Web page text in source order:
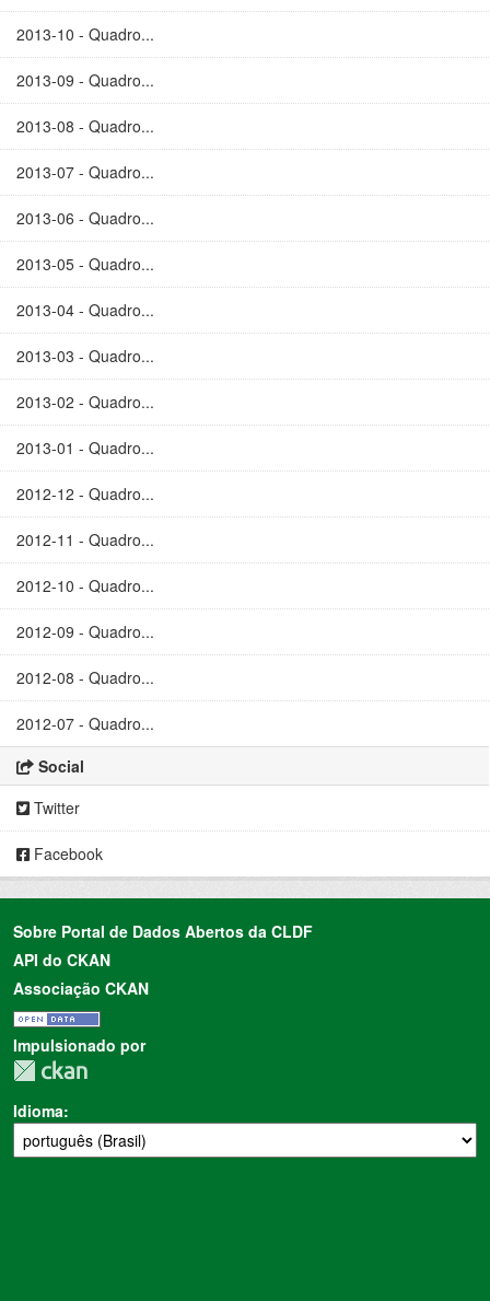
2013-10 - Quadro...
2013-09 - Quadro...
2013-08 - Quadro...
2013-07 - Quadro...
2013-06 - Quadro...
2013-05 - Quadro...
2013-04 - Quadro...
2013-03 - Quadro...
2013-02 - Quadro...
2013-01 - Quadro...
2012-12 - Quadro...
2012-11 - Quadro...
2012-10 - Quadro...
2012-09 - Quadro...
2012-08 - Quadro...
2012-07 - Quadro...
Social
Twitter
Facebook
Sobre Portal de Dados Abertos da CLDF
API do CKAN
Associação CKAN
Impulsionado por
Idioma